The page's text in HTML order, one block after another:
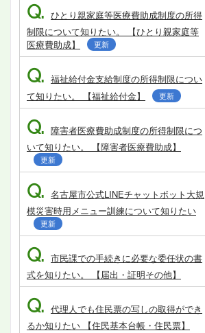
Q. ひとり親家庭等医療費助成制度の所得
制限について知りたい。 【ひとり親家庭等
医療費助成】
更新
Q. 福祉給付金支給制度の所得制限につい
て知りたい。 【福祉給付金】
更新
Q. 障害者医療費助成制度の所得制限につ
いて知りたい。 【障害者医療費助成】
更新
Q. 名古屋市公式LINEチャットボット大規
模災害時用メニュー訓練について知りたい
更新
Q. 市民課での手続きに必要な委任状の書
式を知りたい。 【届出・証明その他】
Q. 代理人でも住民票の写しの取得ができ
るか知りたい 【住民基本台帳・住民票】